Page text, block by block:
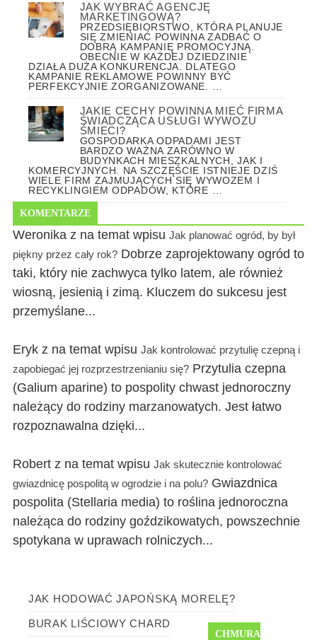
JAK WYBRAĆ AGENCJĘ
MARKETINGOWĄ?
PRZEDSIĘBIORSTWO, KTÓRA PLANUJE
SIĘ ZMIENIAĆ POWINNA ZADBAĆ O
DOBRĄ KAMPANIĘ PROMOCYJNĄ.
OBECNIE W KAŻDEJ DZIEDZINIE
DZIAŁA DUŻA KONKURENCJA. DLATEGO
KAMPANIE REKLAMOWE POWINNY BYĆ
PERFEKCYJNIE ZORGANIZOWANE. …
JAKIE CECHY POWINNA MIEĆ FIRMA
ŚWIADCZĄCA USŁUGI WYWOZU
ŚMIECI?
GOSPODARKA ODPADAMI JEST
BARDZO WAŻNA ZARÓWNO W
BUDYNKACH MIESZKALNYCH, JAK I
KOMERCYJNYCH. NA SZCZĘŚCIE ISTNIEJE DZIŚ
WIELE FIRM ZAJMUJĄCYCH SIĘ WYWOZEM I
RECYKLINGIEM ODPADÓW, KTÓRE …
KOMENTARZE
Weronika z na temat wpisu Jak planować ogród, by był
piękny przez cały rok? Dobrze zaprojektowany ogród to
taki, który nie zachwyca tylko latem, ale również
wiosną, jesienią i zimą. Kluczem do sukcesu jest
przemyślane...
Eryk z na temat wpisu Jak kontrolować przytulię czepną i
zapobiegać jej rozprzestrzenianiu się? Przytulia czepna
(Galium aparine) to pospolity chwast jednoroczny
należący do rodziny marzanowatych. Jest łatwo
rozpoznawalna dzięki...
Robert z na temat wpisu Jak skutecznie kontrolować
gwiazdnicę pospolitą w ogrodzie i na polu? Gwiazdnica
pospolita (Stellaria media) to roślina jednoroczna
należąca do rodziny goździkowatych, powszechnie
spotykana w uprawach rolniczych...
JAK HODOWAĆ JAPOŃSKĄ MORELĘ?
BURAK LIŚCIOWY CHARD
CHMURA